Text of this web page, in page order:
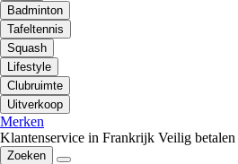
Badminton
Tafeltennis
Squash
Lifestyle
Clubruimte
Uitverkoop
Merken
Klantenservice in Frankrijk Veilig betalen
Zoeken